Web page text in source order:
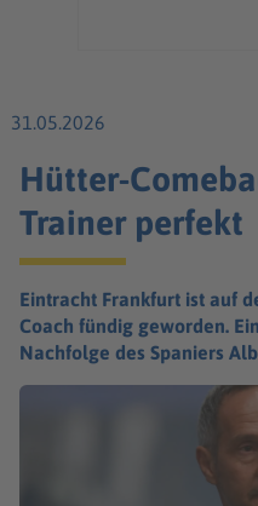
31.05.2026
Hütter-
Trainer perfekt
Eintracht Frankfurt ist auf
Coach fündig geworden.
Nachfolge des Spaniers